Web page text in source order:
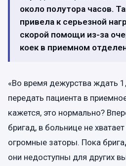
около полутора часов.
привела к серьезной
скорой помощи из-за
коек в приемном
«Во время дежурства ждать
передать пациента в
кажется, это нормально?
бригад, в больнице не
огромные заторы. Пока
они недоступны для других